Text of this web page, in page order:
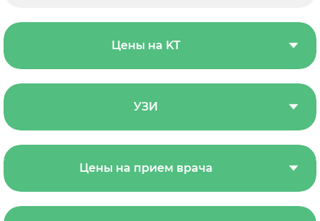
Цены на KT
УЗИ
Цены на прием врача